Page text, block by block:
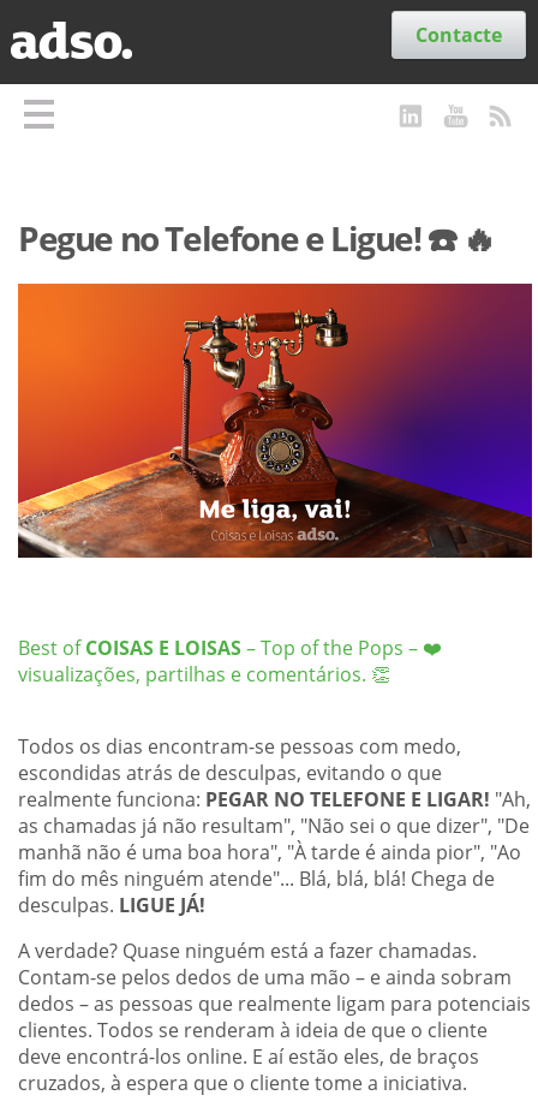
Contacte
Pegue no Telefone e Ligue! ☎️ 🔥
Best ofCOISAS E LOISAS– Top of the Pops – ❤️
visualizações, partilhas e comentários. 👏
Todos os dias encontram-se pessoas com medo,
escondidas atrás de desculpas, evitando o que
realmente funciona: PEGAR NO TELEFONE E LIGAR! "Ah,
as chamadas já não resultam", "Não sei o que dizer", "De
manhã não é uma boa hora", "À tarde é ainda pior", "Ao
fim do mês ninguém atende"... Blá, blá, blá! Chega de
desculpas. LIGUE JÁ!
A verdade? Quase ninguém está a fazer chamadas.
Contam-se pelos dedos de uma mão – e ainda sobram
dedos – as pessoas que realmente ligam para potenciais
clientes. Todos se renderam à ideia de que o cliente
deve encontrá-los online. E aí estão eles, de braços
cruzados, à espera que o cliente tome a iniciativa.